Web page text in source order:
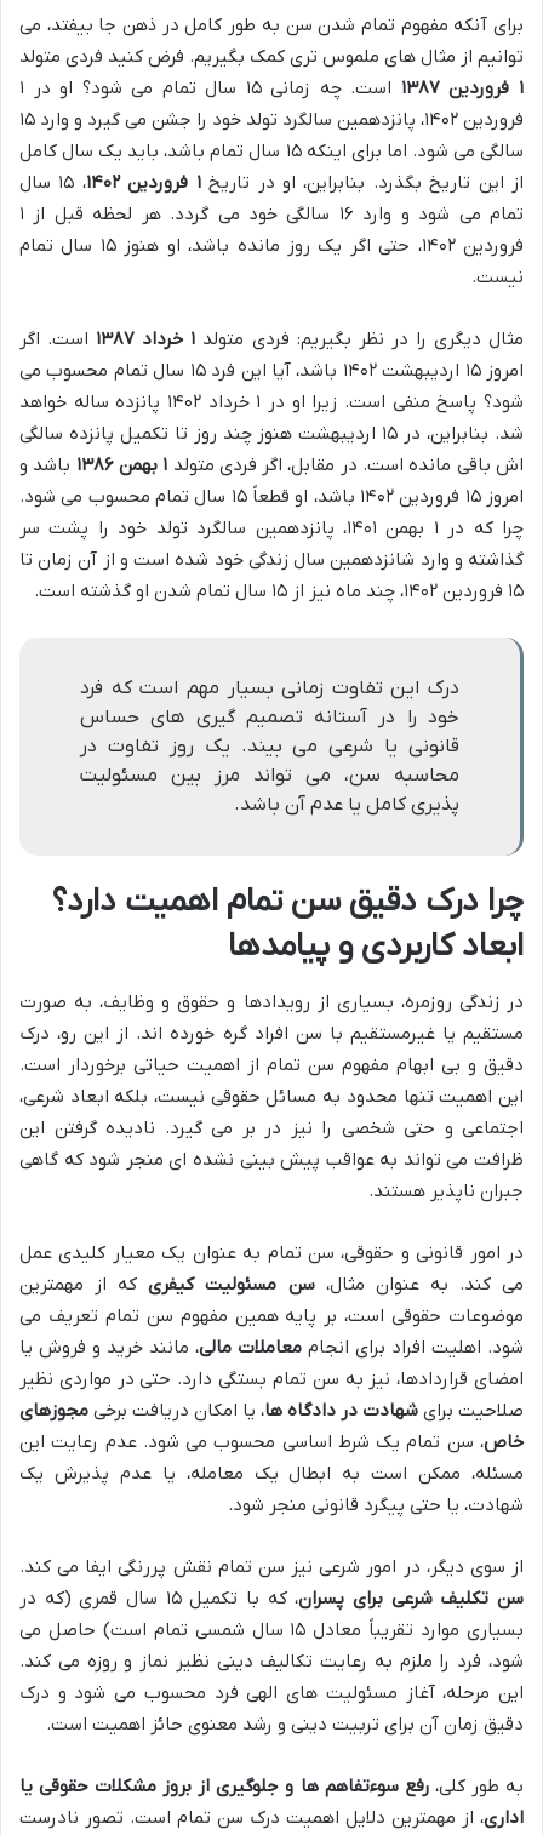
برای آنکه مفهوم تمام شدن سن به طور کامل در ذهن جا بیفتد، می
توانیم از مثال های ملموس تری کمک بگیریم. فرض کنید فردی متولد
۱ فروردین ۱۳۸۷
است. چه زمانی ۱۵ سال تمام می شود؟ او در ۱
فروردین ۱۴۰۲، پانزدهمین سالگرد تولد خود را جشن می گیرد و وارد ۱۵
سالگی می شود. اما برای اینکه ۱۵ سال تمام باشد، باید یک سال کامل
از این تاریخ بگذرد. بنابراین، او در تاریخ۱ فروردین ۱۴۰۲
، ۱۵ سال
تمام می شود و وارد ۱۶ سالگی خود می گردد. هر لحظه قبل از ۱
فروردین ۱۴۰۲، حتی اگر یک روز مانده باشد، او هنوز ۱۵ سال تمام
نیست.
مثال دیگری را در نظر بگیریم: فردی متولد ۱ خرداد ۱۳۸۷
است. اگر
امروز ۱۵ اردیبهشت ۱۴۰۲ باشد، آیا این فرد ۱۵ سال تمام محسوب می
شود؟ پاسخ منفی است. زیرا او در ۱ خرداد ۱۴۰۲ پانزده ساله خواهد
شد. بنابراین، در ۱۵ اردیبهشت هنوز چند روز تا تکمیل پانزده سالگی
اش باقی مانده است. در مقابل، اگر فردی متولد ۱ بهمن ۱۳۸۶
باشد و
امروز ۱۵ فروردین ۱۴۰۲ باشد، او قطعاً ۱۵ سال تمام محسوب می شود.
چرا که در ۱ بهمن ۱۴۰۱، پانزدهمین سالگرد تولد خود را پشت سر
گذاشته و وارد شانزدهمین سال زندگی خود شده است و از آن زمان تا
۱۵ فروردین ۱۴۰۲، چند ماه نیز از ۱۵ سال تمام شدن او گذشته است.
درک این تفاوت زمانی بسیار مهم است که فرد
خود را در آستانه تصمیم گیری های حساس
قانونی یا شرعی می بیند. یک روز تفاوت در
محاسبه سن، می تواند مرز بین مسئولیت
پذیری کامل یا عدم آن باشد.
چرا درک دقیق سن تمام اهمیت دارد؟
ابعاد کاربردی و پیامدها
در زندگی روزمره، بسیاری از رویدادها و حقوق و وظایف، به صورت
مستقیم یا غیرمستقیم با سن افراد گره خورده اند. از این رو، درک
دقیق و بی ابهام مفهوم سن تمام از اهمیت حیاتی برخوردار است.
این اهمیت تنها محدود به مسائل حقوقی نیست، بلکه ابعاد شرعی،
اجتماعی و حتی شخصی را نیز در بر می گیرد. نادیده گرفتن این
ظرافت می تواند به عواقب پیش بینی نشده ای منجر شود که گاهی
جبران ناپذیر هستند.
در امور قانونی و حقوقی، سن تمام به عنوان یک معیار کلیدی عمل
می کند. به عنوان مثال،سن مسئولیت کیفریکه از مهمترین
موضوعات حقوقی است، بر پایه همین مفهوم سن تمام تعریف می
شود. اهلیت افراد برای انجام معاملات مالی، مانند خرید و فروش یا
امضای قراردادها، نیز به سن تمام بستگی دارد. حتی در مواردی نظیر
صلاحیت برای شهادت در دادگاه ها، یا امکان دریافت برخی مجوزهای
خاص، سن تمام یک شرط اساسی محسوب می شود. عدم رعایت این
مسئله، ممکن است به ابطال یک معامله، یا عدم پذیرش یک
شهادت، یا حتی پیگرد قانونی منجر شود.
از سوی دیگر، در امور شرعی نیز سن تمام نقش پررنگی ایفا می کند.
سن تکلیف شرعی برای پسران
، که با تکمیل ۱۵ سال قمری (که در
بسیاری موارد تقریباً معادل ۱۵ سال شمسی تمام است) حاصل می
شود، فرد را ملزم به رعایت تکالیف دینی نظیر نماز و روزه می کند.
این مرحله، آغاز مسئولیت های الهی فرد محسوب می شود و درک
دقیق زمان آن برای تربیت دینی و رشد معنوی حائز اهمیت است.
به طور کلی،رفع سوءتفاهم ها و جلوگیری از بروز مشکلات حقوقی یا
اداری، از مهمترین دلایل اهمیت درک سن تمام است. تصور نادرست